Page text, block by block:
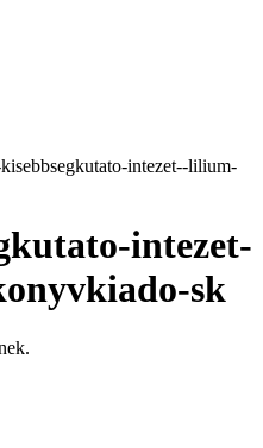
intezet--lilium-
intezet-
sk